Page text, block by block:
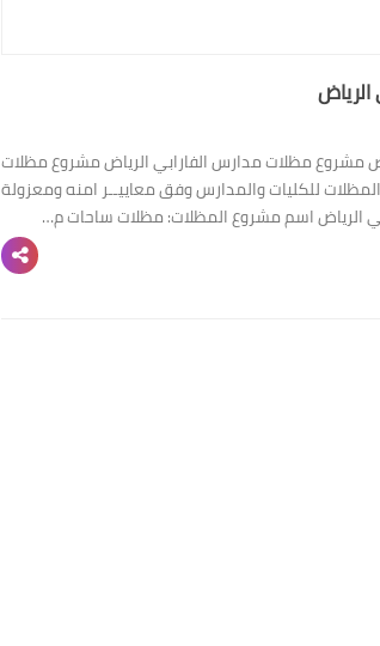
مشروع مظلات مدارس الفارابي الرياض مشروع مظلات
للكليات والمدارس وفق معاييــر امنه ومعزولة
الرياض اسم مشروع المظلات: مظلات ساحات م…